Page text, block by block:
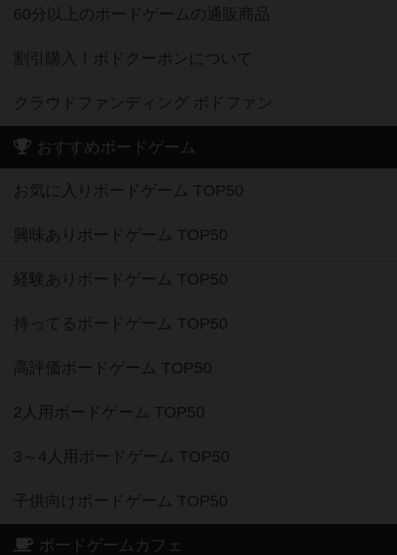
60分以上のボードゲームの通販商品
割引購入！ボドクーポンについて
クラウドファンディング ボドファン
おすすめボードゲーム
お気に入りボードゲーム TOP50
興味ありボードゲーム TOP50
経験ありボードゲーム TOP50
持ってるボードゲーム TOP50
高評価ボードゲーム TOP50
2人用ボードゲーム TOP50
3～4人用ボードゲーム TOP50
子供向けボードゲーム TOP50
ボードゲームカフェ